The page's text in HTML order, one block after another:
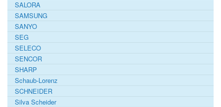
SALORA
SAMSUNG
SANYO
SEG
SELECO
SENCOR
SHARP
Schaub-Lorenz
SCHNEIDER
Silva Scheider